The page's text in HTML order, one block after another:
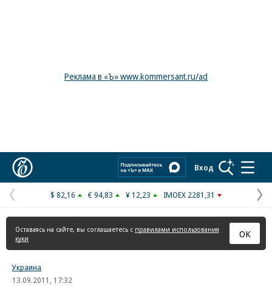
Реклама в «Ъ» www.kommersant.ru/ad
Вход
Предыдущая
страница
$ 82,16 € 94,83 ¥ 12,23 IMOEX 2281,31
Оставаясь на сайте, вы соглашаетесь с правилами использования
куки
ОК
Украина
13.09.2011, 17:32